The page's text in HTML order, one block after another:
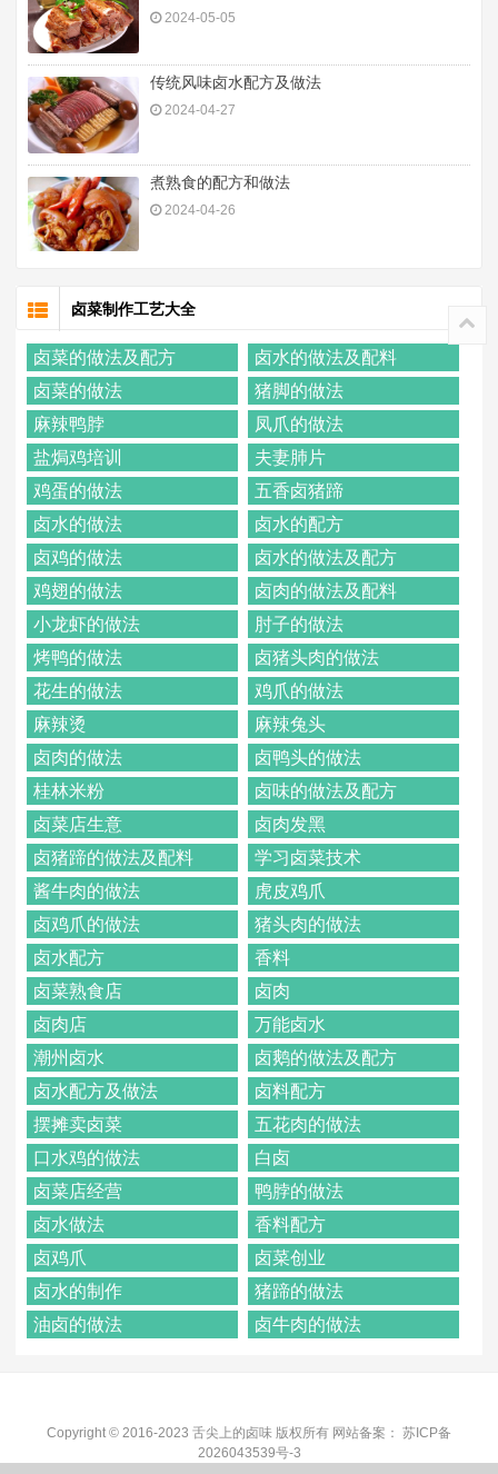
2024-05-05
传统风味卤水配方及做法
2024-04-27
煮熟食的配方和做法
2024-04-26
卤菜制作工艺大全
卤菜的做法及配方
卤水的做法及配料
卤菜的做法
猪脚的做法
麻辣鸭脖
凤爪的做法
盐焗鸡培训
夫妻肺片
鸡蛋的做法
五香卤猪蹄
卤水的做法
卤水的配方
卤鸡的做法
卤水的做法及配方
鸡翅的做法
卤肉的做法及配料
小龙虾的做法
肘子的做法
烤鸭的做法
卤猪头肉的做法
花生的做法
鸡爪的做法
麻辣烫
麻辣兔头
卤肉的做法
卤鸭头的做法
桂林米粉
卤味的做法及配方
卤菜店生意
卤肉发黑
卤猪蹄的做法及配料
学习卤菜技术
酱牛肉的做法
虎皮鸡爪
卤鸡爪的做法
猪头肉的做法
卤水配方
香料
卤菜熟食店
卤肉
卤肉店
万能卤水
潮州卤水
卤鹅的做法及配方
卤水配方及做法
卤料配方
摆摊卖卤菜
五花肉的做法
口水鸡的做法
白卤
卤菜店经营
鸭脖的做法
卤水做法
香料配方
卤鸡爪
卤菜创业
卤水的制作
猪蹄的做法
油卤的做法
卤牛肉的做法
Copyright © 2016-2023 舌尖上的卤味 版权所有 网站备案： 苏ICP备
2026043539号-3